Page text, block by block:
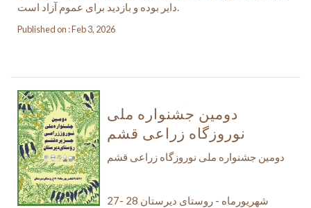
دایر بوده و بازدید برای عموم آزاد است.
Published on : Feb 3, 2026
دومین جشنواره ملی
نوروزگاه زراعی قشم
دومین جشنواره ملی نوروزگاه زراعی قشم
27- 28 شهریورماه - روستای دیرستان